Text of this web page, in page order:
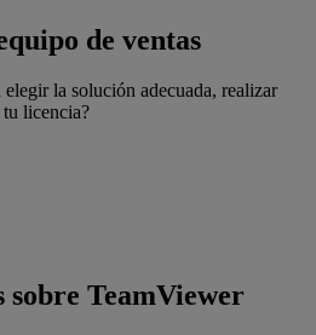
de ventas
elegir la solución adecuada, realizar
licencia?
sobre TeamViewer